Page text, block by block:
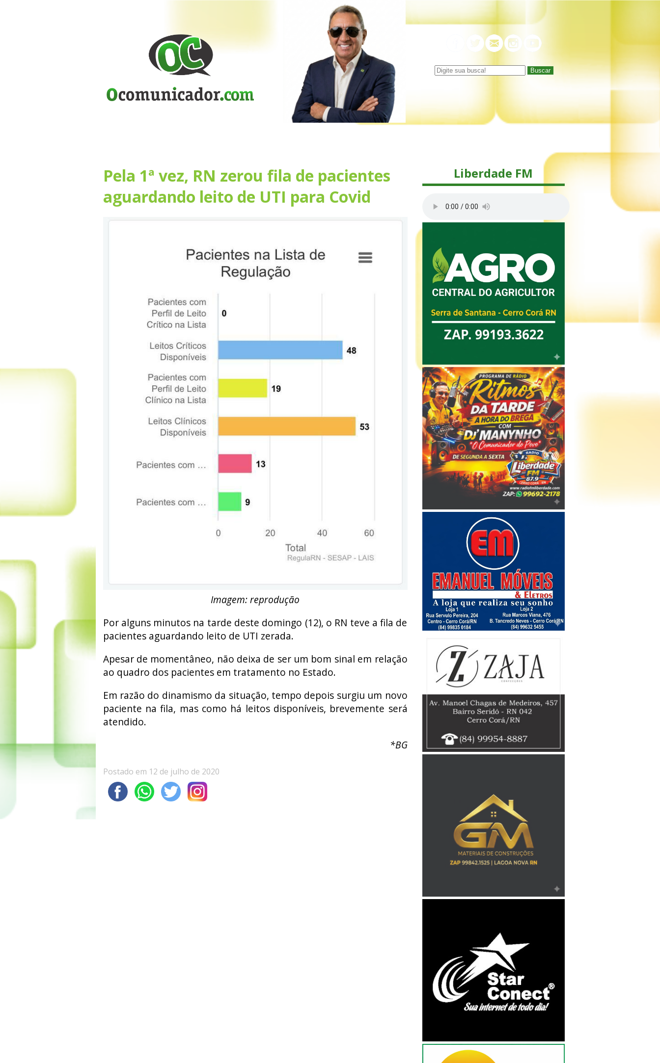
Buscar
Pela 1ª vez, RN zerou fila de pacientes
aguardando leito de UTI para Covid
Imagem: reprodução
Por alguns minutos na tarde deste domingo (12), o RN teve a fila de
pacientes aguardando leito de UTI zerada.
Apesar de momentâneo, não deixa de ser um bom sinal em relação
ao quadro dos pacientes em tratamento no Estado.
Em razão do dinamismo da situação, tempo depois surgiu um novo
paciente na fila, mas como há leitos disponíveis, brevemente será
atendido.
*BG
Postado em 12 de julho de 2020
Liberdade FM